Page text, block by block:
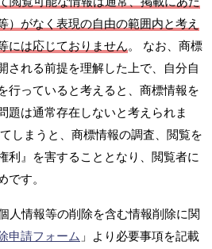
）がなく表現の自由の範囲内と考え
には応じておりません。 なお、商標
される前提を理解した上で、自分自
行っていると考えると、商標情報を
題は通常存在しないと考えられま
しまうと、商標情報の調査、閲覧を
利』を害することとなり、閲覧者に
す。
人情報等の削除を含む情報削除に関
申請フォーム 」より必要事項を記載